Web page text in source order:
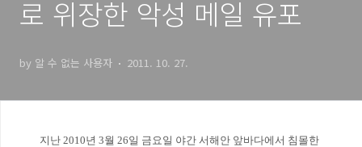
로 위장한 악성 메일 유포
by 알 수 없는 사용자 2011. 10. 27.
지난 2010년 3월 26일 금요일 야간 서해안 앞바다에서 침몰한